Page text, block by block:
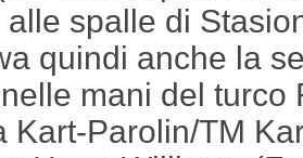
alle spalle di
quindi anche la
mani del turco
Kart-Parolin/TM